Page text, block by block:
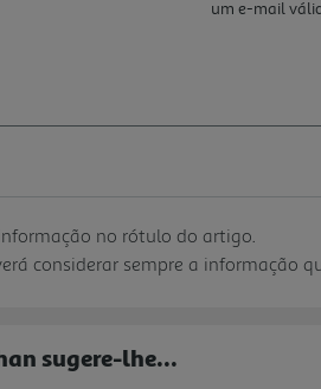
no rótulo do artigo.
considerar sempre a informação
sugere-lhe...